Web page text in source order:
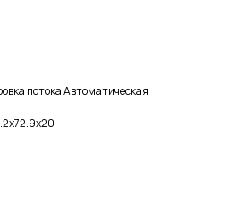
потока Автоматическая